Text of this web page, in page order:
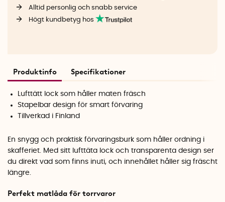
Alltid personlig och snabb service
Högt kundbetyg hos
Produktinfo Specifikationer
Lufttätt lock som håller maten fräsch
Stapelbar design för smart förvaring
Tillverkad i Finland
En snygg och praktisk förvaringsburk som håller ordning i
skafferiet. Med sitt lufttäta lock och transparenta design ser
du direkt vad som finns inuti, och innehållet håller sig fräscht
längre.
Perfekt matlåda för torrvaror